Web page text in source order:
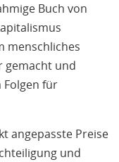
Buch von
menschliches
gemacht und
für
angepasste Preise
und